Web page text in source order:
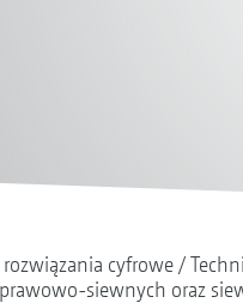
cyfrowe
siewnych oraz